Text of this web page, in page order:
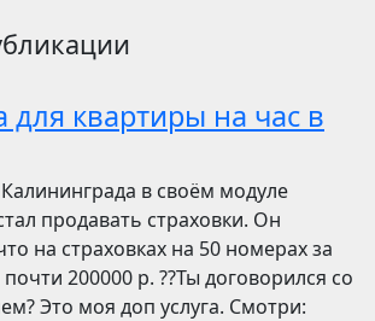
для квартиры на час в
в своём модуле
продавать страховки. Он
на страховках на 50 номерах за
200000 р. ??Ты договорился со
Это моя доп услуга. Смотри: